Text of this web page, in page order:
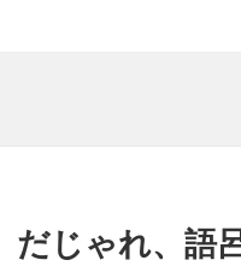
だじゃれ、語